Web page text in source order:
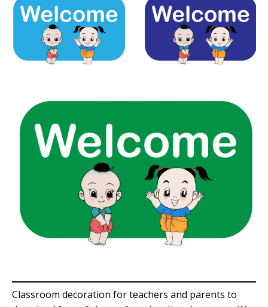
Classroom decoration for teachers and parents to